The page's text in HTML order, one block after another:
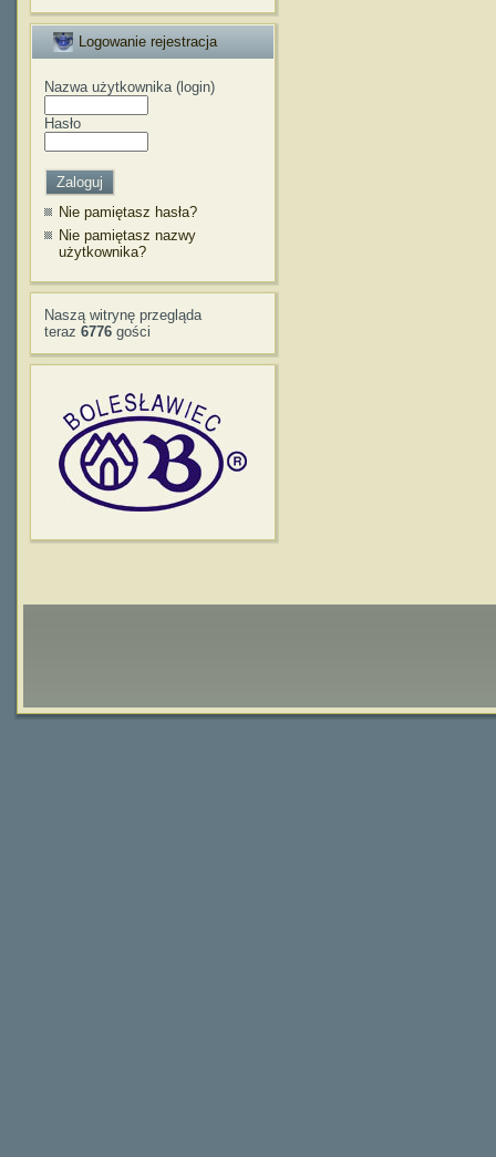
Logowanie rejestracja
Nazwa użytkownika (login)
Hasło
Nie pamiętasz hasła?
Nie pamiętasz nazwy
użytkownika?
Naszą witrynę przegląda
teraz 6776 gości